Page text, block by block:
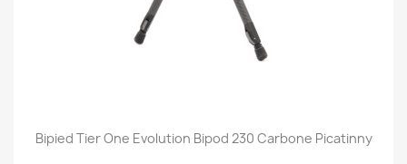
Bipied Tier One Evolution Bipod 230 Carbone Picatinny